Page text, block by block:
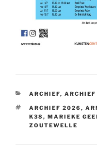
CATEGORIEËN
ARCHIEF,
TAGS
ARCHIEF 2026,
K38, MARIEKE
ZOUTEWELLE